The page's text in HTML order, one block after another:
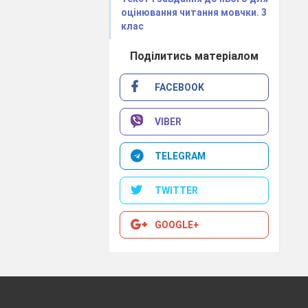
оцінювання читання мовчки. 3
клас
Поділитись матеріалом
FACEBOOK
VIBER
TELEGRAM
TWITTER
GOOGLE+